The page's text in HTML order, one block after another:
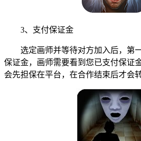
3、支付保证金
选定画师并等待对方加入后，第
保证金，画师需要看到您已支付保证
会先担保在平台，在合作结束后才会